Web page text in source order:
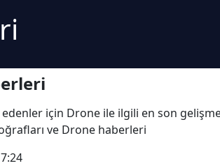
için Drone ile ilgili en son
ve Drone haberleri